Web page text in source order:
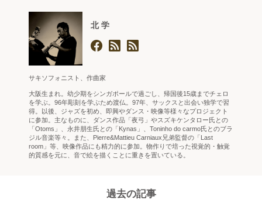
北 学
サキソフォニスト、作曲家
大阪生まれ。幼少期をシンガポールで過ごし、帰国後15歳までチェロ
を学ぶ。96年彫刻を学ぶため渡仏。97年、サックスと出会い独学で習
得。以後、ジャズを初め、即興やダンス・映像等様々なプロジェクト
に参加。主なものに、ダンス作品「夜弓」やスズキケンタロー氏との
「Otoms」、永井朋生氏との「Kynas」、Toninho do carmo氏とのブラ
ジル音楽等々。また、Pierre&Mattieu Carniaux兄弟監督の「Last
room」等、映像作品にも精力的に参加。物作りで培った視覚的・触覚
的質感を元に、音で絵を描くことに重きを置いている。
過去の記事